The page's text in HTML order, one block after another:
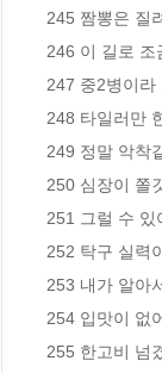
245 짬뽕은 질
246 이 길로 조
247 중2병이라
248 타일러만
249 정말 악착
250 심장이 쫄
251 그럴 수 있
252 탁구 실력
253 내가 알아
254 입맛이 없
255 한고비 넘